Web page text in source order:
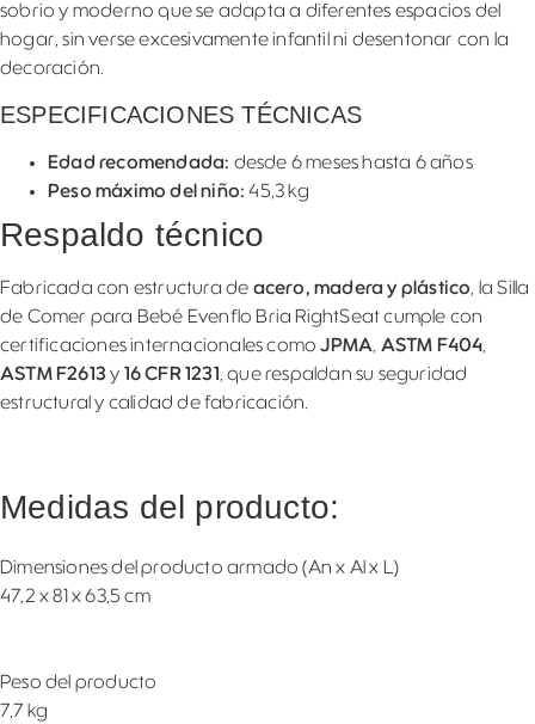
sobrio y moderno que se adapta a diferentes espacios del
hogar, sin verse excesivamente infantil ni desentonar con la
decoración.
ESPECIFICACIONES TÉCNICAS
Edad recomendada: desde 6 meses hasta 6 años
Peso máximo del niño: 45,3 kg
Respaldo técnico
Fabricada con estructura de acero, madera y plástico , la Silla
de Comer para Bebé Evenflo Bria RightSeat cumple con
certificaciones internacionales comoJPMA ASTM F404
ASTM F2613 y 16 CFR 1231 , que respaldan su seguridad
estructural y calidad de fabricación.
Medidas del producto:
Dimensiones del producto armado (An x Al x L)
47,2 x 81 x 63,5 cm
Peso del producto
7,7 kg